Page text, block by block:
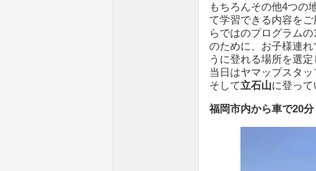
もちろんその他4つの
て学習できる内容を
らではのプログラムの
のために、お子様連
うに登れる場所を選定
当日はヤマップスタ
そして立石山に登って
福岡市内から車で20